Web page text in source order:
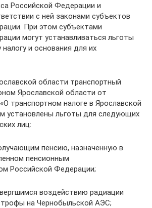
Российской Федерации и
с ней законами субъектов
При этом субъектами
могут устанавливаться льготы
и основания для их
области транспортный
Ярославской области от
транспортном налоге в Ярославской
установлены льготы для следующих
лиц:
пенсию, назначенную в
пенсионным
Российской Федерации;
воздействию радиации
на Чернобыльской АЭС;